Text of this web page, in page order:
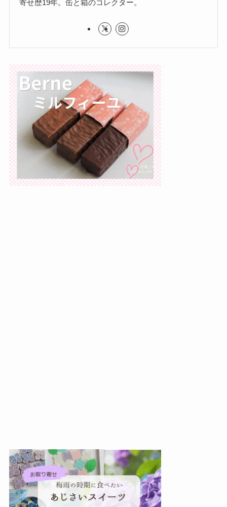
寄せ歴19年。缶と箱のコレクター。